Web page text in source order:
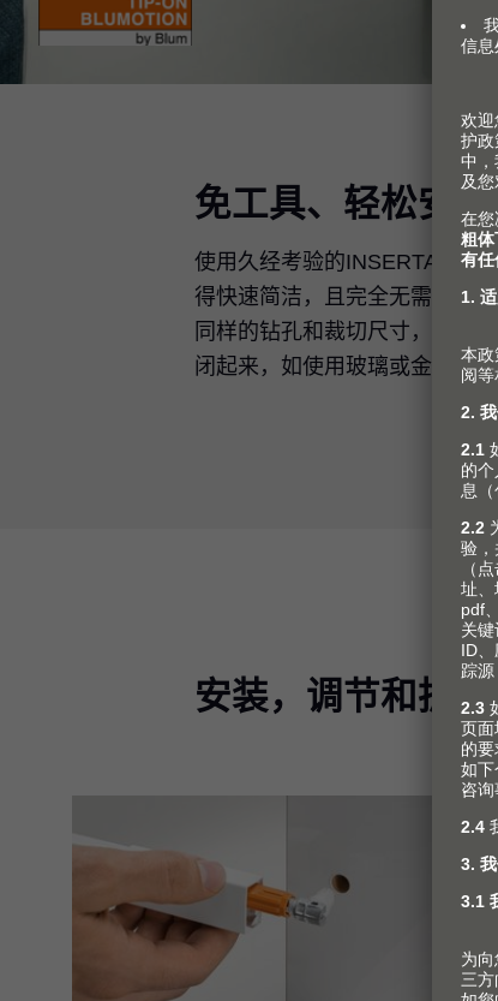
免工具、轻松安装
使用久经考验的INSERTA 按入
得快速简洁，且完全无需工具
同样的钻孔和裁切尺寸，熟悉
闭起来，如使用玻璃或金属支
安装，调节和拆卸